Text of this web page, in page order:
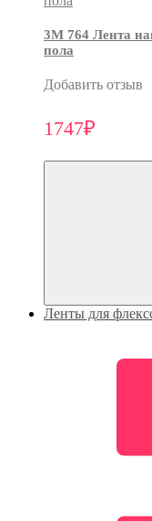
3M 764 Лента
пола
Добавить отзыв
1747₽
Ленты для